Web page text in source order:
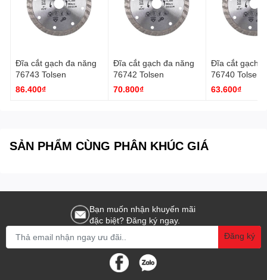
Đĩa cắt gạch đa năng
76743 Tolsen
86.400₫
Đĩa cắt gạch đa năng
76742 Tolsen
70.800₫
Đĩa cắt gạch đa năng
76740 Tolsen
63.600₫
SẢN PHẨM CÙNG PHÂN KHÚC GIÁ
Bạn muốn nhận khuyến mãi
đặc biệt? Đăng ký ngay.
Đăng ký